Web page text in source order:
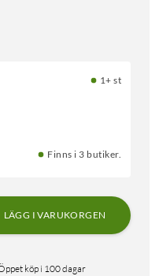
1+ st
Finns i 3 butiker.
LÄGG I VARUKORGEN
köp i 100 dagar